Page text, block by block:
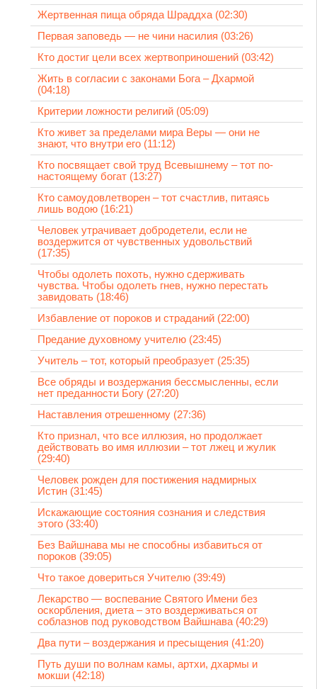
Жертвенная пища обряда Шраддха (02:30)
Первая заповедь — не чини насилия (03:26)
Кто достиг цели всех жертвоприношений (03:42)
Жить в согласии с законами Бога – Дхармой
(04:18)
Критерии ложности религий (05:09)
Кто живет за пределами мира Веры — они не
знают, что внутри его (11:12)
Кто посвящает свой труд Всевышнему – тот по-
настоящему богат (13:27)
Кто самоудовлетворен – тот счастлив, питаясь
лишь водою (16:21)
Человек утрачивает добродетели, если не
воздержится от чувственных удовольствий
(17:35)
Чтобы одолеть похоть, нужно сдерживать
чувства. Чтобы одолеть гнев, нужно перестать
завидовать (18:46)
Избавление от пороков и страданий (22:00)
Предание духовному учителю (23:45)
Учитель – тот, который преобразует (25:35)
Все обряды и воздержания бессмысленны, если
нет преданности Богу (27:20)
Наставления отрешенному (27:36)
Кто признал, что все иллюзия, но продолжает
действовать во имя иллюзии – тот лжец и жулик
(29:40)
Человек рожден для постижения надмирных
Истин (31:45)
Искажающие состояния сознания и следствия
этого (33:40)
Без Вайшнава мы не способны избавиться от
пороков (39:05)
Что такое довериться Учителю (39:49)
Лекарство — воспевание Святого Имени без
оскорбления, диета – это воздерживаться от
соблазнов под руководством Вайшнава (40:29)
Два пути – воздержания и пресыщения (41:20)
Путь души по волнам камы, артхи, дхармы и
мокши (42:18)